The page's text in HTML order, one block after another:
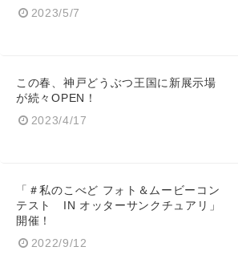
2023/5/7
この春、神戸どうぶつ王国に新展示場
が続々OPEN！
2023/4/17
「＃私のこべど フォト＆ムービーコン
テスト IN オッターサンクチュアリ」
開催！
2022/9/12